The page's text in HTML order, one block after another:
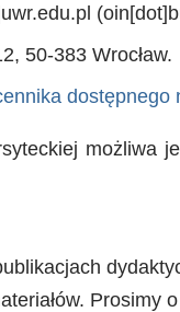
uwr.edu.pl
50-383 Wrocław.
dostępnego